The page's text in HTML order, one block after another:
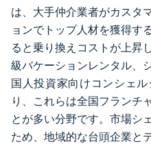
は、大手仲介業者がカスタ
ョンでトップ人材を獲得す
ると乗り換えコストが上昇
級バケーションレンタル、
国人投資家向けコンシェ
り、これらは全国フランチ
とが多い分野です。市場シ
ため、地域的な台頭企業と